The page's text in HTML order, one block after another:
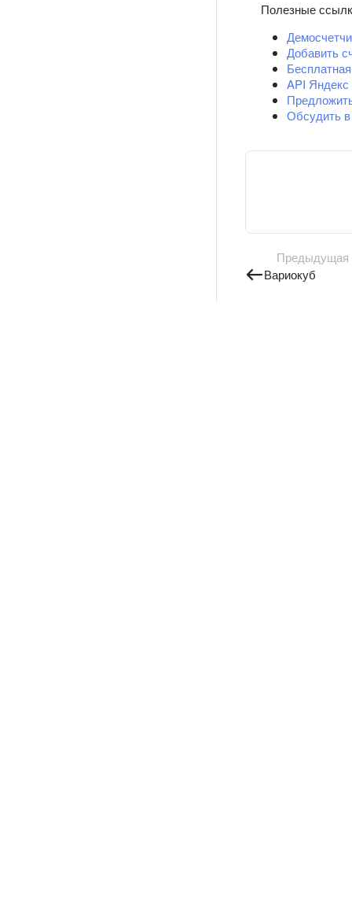
Полезные
Добавить
API
Обсудить
Предыдущая
Вариокуб